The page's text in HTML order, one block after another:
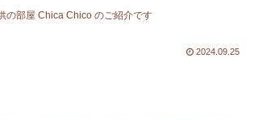
の部屋 Chica Chico のご紹介です
2024.09.25